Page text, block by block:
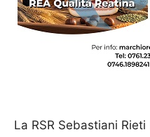
La RSR Sebastiani